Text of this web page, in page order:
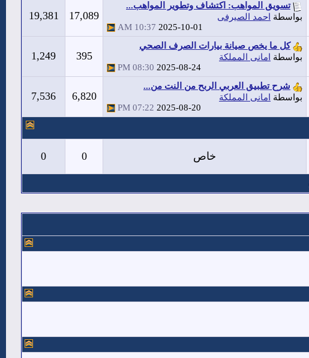
تسويق المواهب: اكتشاف وتطوير المواهب...
بواسطة احمد الصيرفى
2025-10-01
10:37 AM
17,089
19,381
كل ما يخص صيانة بيارات الصرف الصحي
بواسطة امانى المملكة
2025-08-24
08:30 PM
395
1,249
شرح تطبيق العربي الربح من النت من...
بواسطة امانى المملكة
2025-08-20
07:22 PM
6,820
7,536
خاص 0
0